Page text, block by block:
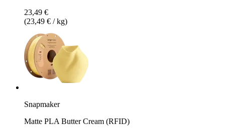
23,49 €
(23,49 € / kg)
Snapmaker
Matte PLA Butter Cream (RFID)